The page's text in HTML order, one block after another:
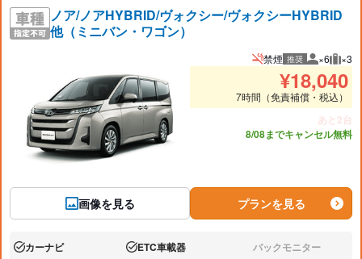
ノア/ノアHYBRID/ヴォクシー/ヴォクシーHYBRID
他（ミニバン・ワゴン）
画像を見る
禁煙 推奨 推奨人数
×6 推奨
×3
¥18,040
7時間（免責補償・税込）
あと2台
8/08までキャンセル無料
プランを見る
あり:カーナビ あり:ETC車載器 なし:バックモニター